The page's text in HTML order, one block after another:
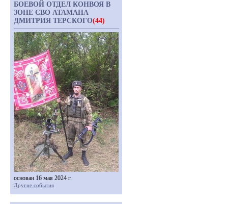
БОЕВОЙ ОТДЕЛ КОНВОЯ В
ЗОНЕ СВО АТАМАНА
ДМИТРИЯ ТЕРСКОГО(44)
основан 16 мая 2024 г.
Другие события